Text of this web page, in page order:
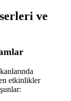
ve
etkinlikler